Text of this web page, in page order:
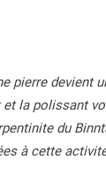
pierre devient
la polissant
du
à cette